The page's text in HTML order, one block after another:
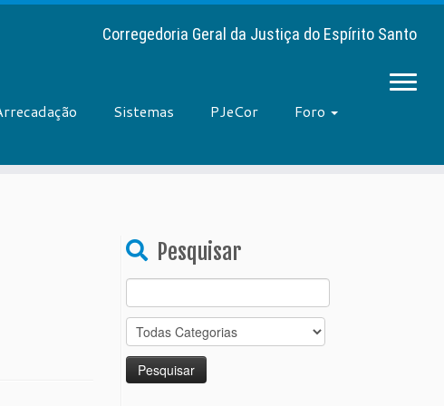
Corregedoria Geral da Justiça do Espírito Santo
Sistemas PJeCor
Foro
Pesquisar
for: